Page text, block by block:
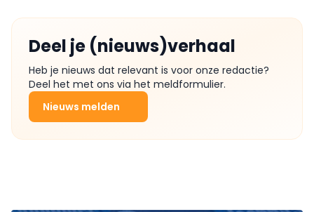
Deel je (nieuws)verhaal
Heb je nieuws dat relevant is voor onze redactie?
Deel het met ons via het meldformulier.
Nieuws melden